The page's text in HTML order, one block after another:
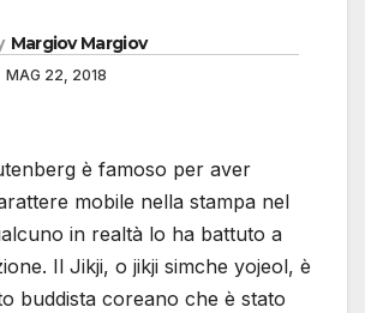
Margiov Margiov
MAG 22, 2018
è famoso per aver
mobile nella stampa nel
in realtà lo ha battuto a
Il Jikji, o jikji simche yojeol, è
buddista coreano che è stato